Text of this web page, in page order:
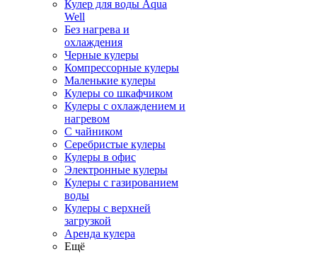
Кулер для воды Aqua
Well
Без нагрева и
охлаждения
Черные кулеры
Компрессорные кулеры
Маленькие кулеры
Кулеры со шкафчиком
Кулеры с охлаждением и
нагревом
С чайником
Серебристые кулеры
Кулеры в офис
Электронные кулеры
Кулеры с газированием
воды
Кулеры с верхней
загрузкой
Аренда кулера
Ещё